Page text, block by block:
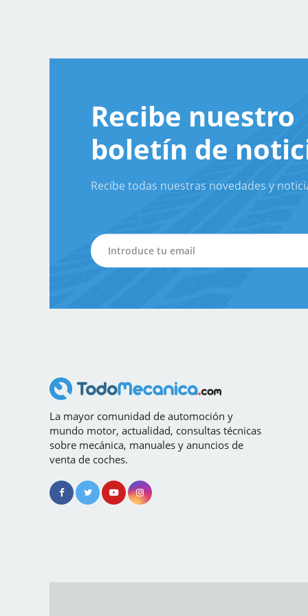
Recibe nuestro
boletín de
Recibe todas nuestras novedades y
La mayor comunidad de automoción y
mundo motor, actualidad, consultas técnicas
sobre mecánica, manuales y anuncios de
venta de coches.